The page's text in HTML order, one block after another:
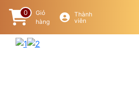
0
Giỏ
hàng
Thành
viên